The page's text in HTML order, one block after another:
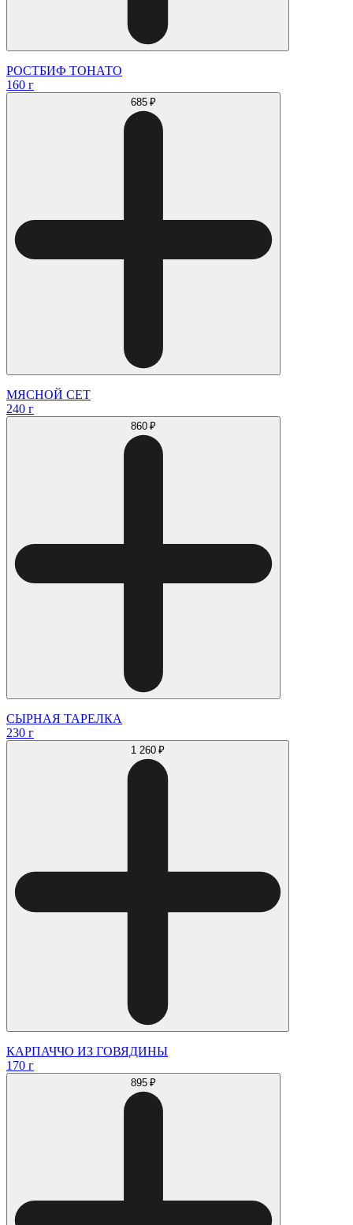
РОСТБИФ ТОНАТО
160 г
685 ₽
МЯСНОЙ СЕТ
240 г
860 ₽
СЫРНАЯ ТАРЕЛКА
230 г
1 260 ₽
КАРПАЧЧО ИЗ ГОВЯДИНЫ
170 г
895 ₽